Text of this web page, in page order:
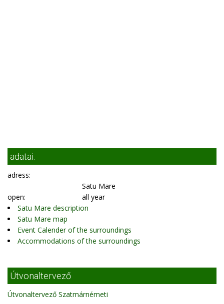
adatai:
adress:
Satu Mare
open:
all year
Satu Mare description
Satu Mare map
Event Calender of the surroundings
Accommodations of the surroundings
Útvonaltervező
Útvonaltervező Szatmárnémeti